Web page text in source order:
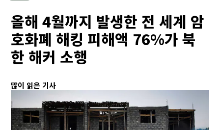
올해 4월까지 발생한 전 세계 암
호화폐 해킹 피해액 76%가 북
한 해커 소행
많이 읽은 기사